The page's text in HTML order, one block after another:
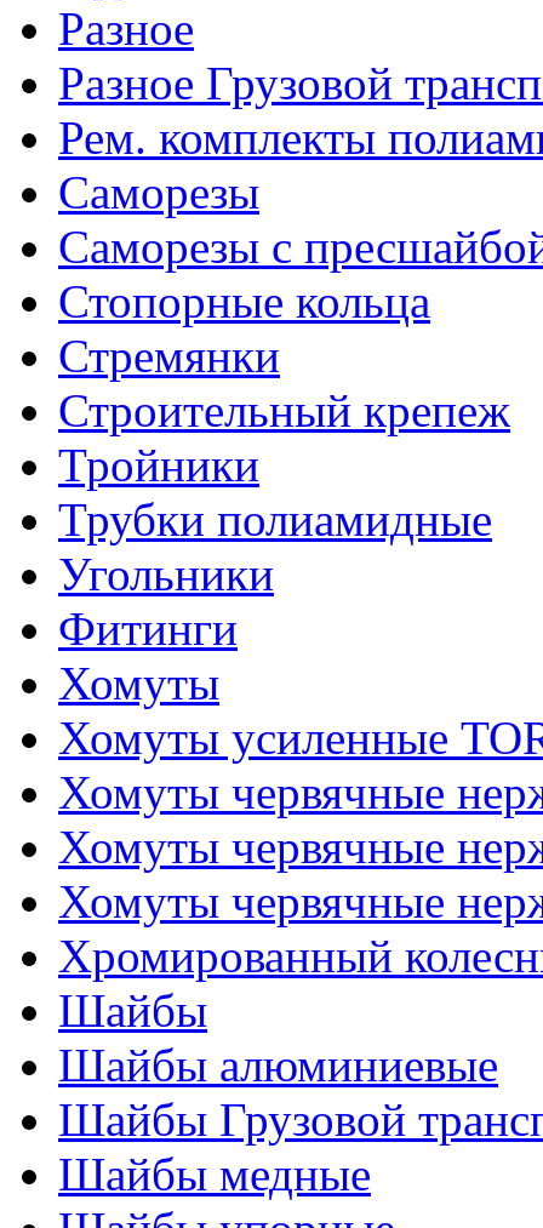
Разное
Разное Грузовой
Рем. комплекты
Саморезы
Саморезы с
Стопорные кольца
Стремянки
Строительный крепеж
Тройники
Трубки полиамидные
Угольники
Фитинги
Хомуты
Хомуты усиленные
Хомуты червячные
Хомуты червячные
Хомуты червячные
Хромированный
Шайбы
Шайбы алюминиевые
Шайбы Грузовой
Шайбы медные